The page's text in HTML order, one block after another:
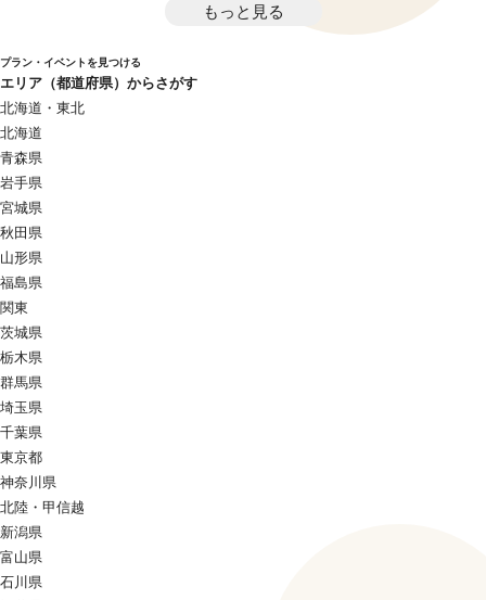
もっと見る
プラン・イベントを見つける
エリア（都道府県）からさがす
北海道・東北
北海道
青森県
岩手県
宮城県
秋田県
山形県
福島県
関東
茨城県
栃木県
群馬県
埼玉県
千葉県
東京都
神奈川県
北陸・甲信越
新潟県
富山県
石川県